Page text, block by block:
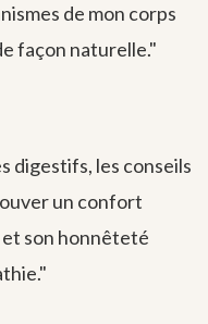
de mon corps
façon naturelle."
digestifs, les conseils
un confort
son honnêteté